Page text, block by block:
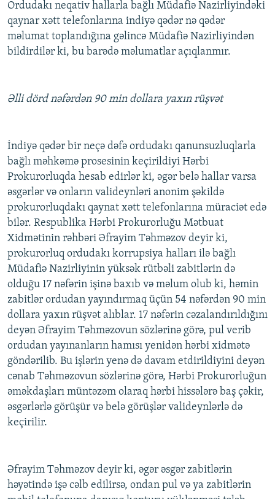
Ordudakı neqativ hallarla bağlı Müdafiə Nazirliyindəki
qaynar xətt telefonlarına indiyə qədər nə qədər
məlumat toplandığına gəlincə Müdafiə Nazirliyindən
bildirdilər ki, bu barədə məlumatlar açıqlanmır.
Əlli dörd nəfərdən 90 min dollara yaxın rüşvət
İndiyə qədər bir neçə dəfə ordudakı qanunsuzluqlarla
bağlı məhkəmə prosesinin keçirildiyi Hərbi
Prokurorluqda hesab edirlər ki, əgər belə hallar varsa
əsgərlər və onların valideynləri anonim şəkildə
prokurorluqdakı qaynat xətt telefonlarına müraciət edə
bilər. Respublika Hərbi Prokurorluğu Mətbuat
Xidmətinin rəhbəri Əfrayim Təhməzov deyir ki,
prokurorluq ordudakı korrupsiya halları ilə bağlı
Müdafiə Nazirliyinin yüksək rütbəli zabitlərin də
olduğu 17 nəfərin işinə baxıb və məlum olub ki, həmin
zabitlər ordudan yayındırmaq üçün 54 nəfərdən 90 min
dollara yaxın rüşvət alıblar. 17 nəfərin cəzalandırıldığını
deyən Əfrayim Təhməzovun sözlərinə görə, pul verib
ordudan yayınanların hamısı yenidən hərbi xidmətə
göndərilib. Bu işlərin yenə də davam etdirildiyini deyən
cənab Təhməzovun sözlərinə görə, Hərbi Prokurorluğun
əməkdaşları müntəzəm olaraq hərbi hissələrə baş çəkir,
əsgərlərlə görüşür və belə görüşlər valideynlərlə də
keçirilir.
Əfrayim Təhməzov deyir ki, əgər əsgər zabitlərin
həyətində işə cəlb edilirsə, ondan pul və ya zabitlərin